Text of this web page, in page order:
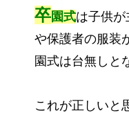
卒園式は子供
や保護者の服装
園式は台無しと
これが正しいと